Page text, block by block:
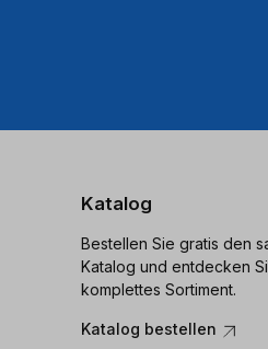
Katalog
Bestellen Sie gratis den
Katalog und entdecken
komplettes Sortiment.
Katalog bestellen